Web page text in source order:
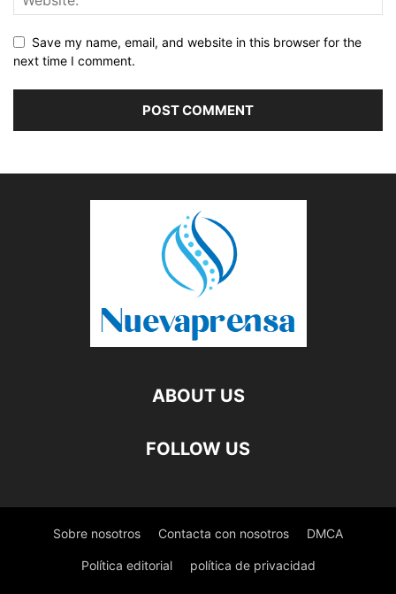
Save my name, email, and website in this browser for the
next time I comment.
ABOUT US
FOLLOW US
Sobre nosotros Contacta con nosotros DMCA
Política editorial política de privacidad